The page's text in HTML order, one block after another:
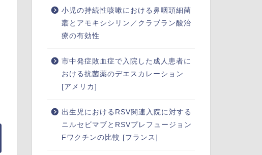
小児の持続性咳嗽における鼻咽頭細菌
叢とアモキシシリン／クラブラン酸治
療の有効性
市中発症敗血症で入院した成人患者に
おける抗菌薬のデエスカレーション
[アメリカ]
出生児におけるRSV関連入院に対する
ニルセビマブとRSVプレフュージョン
Fワクチンの比較 [フランス]